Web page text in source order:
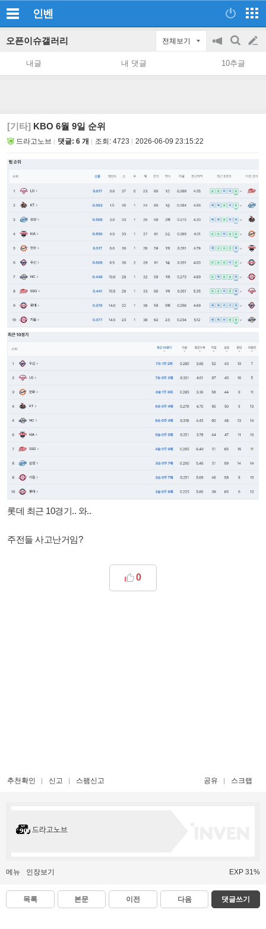
인벤
오픈이슈갤러리 전체보기
공
지
on/off
검
색
글
쓰
내글 내 댓글 10추글
[기타] KBO 6월 9일 순위
드라고노브 댓글: 6 개 조회: 4723 2026-06-09 23:15:22
롯데 최근 10경기.. 와..
주전들 사고난거임?
0
추천확인 신고 스팸신고 공유 스크랩
드라고노브
메뉴 인장보기 EXP 31%
목록 본문 이전 다음 댓글쓰기